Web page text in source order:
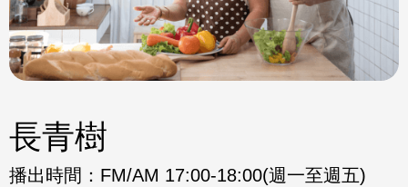
長青樹
播出時間： FM/AM 17:00-18:00(週一至週五)